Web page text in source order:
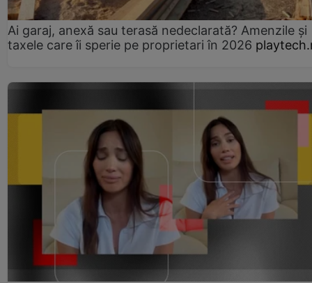
Ai garaj, anexă sau terasă nedeclarată? Amenzile și
taxele care îi sperie pe proprietari în 2026